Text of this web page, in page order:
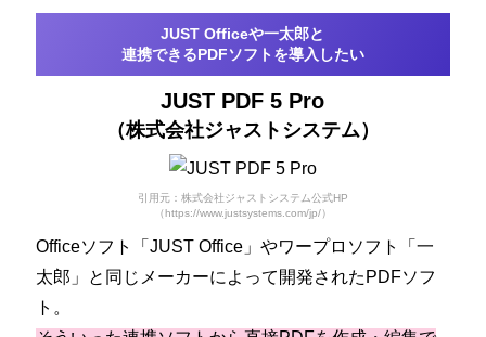
JUST Officeや一太郎と
連携できるPDFソフトを導入したい
JUST PDF 5 Pro
（株式会社ジャストシステム）
引用元：株式会社ジャストシステム公式HP
（https://www.justsystems.com/jp/）
Officeソフト「JUST Office」やワープロソフト「一
太郎」と同じメーカーによって開発されたPDFソフ
ト。